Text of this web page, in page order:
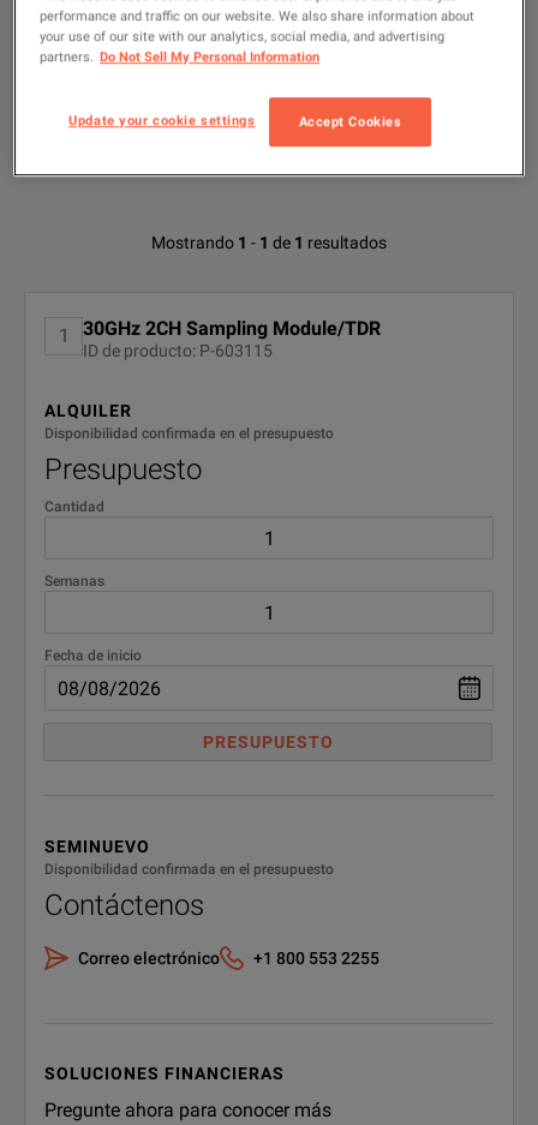
Escribir
para
buscar
DISPONIBLES
Opciones disponibles para Tektronix
No se han encontrado configuraciones
Mostrando 1 - 1 de 1 resultados
1 30GHz 2CH Sampling Module/TDR
ID de producto: P-603115
ALQUILER
Disponibilidad confirmada en el presupuesto
Presupuesto
Cantidad
Semanas
Fecha de inicio
PRESUPUESTO
SEMINUEVO
Disponibilidad confirmada en el presupuesto
Contáctenos
Correo electrónico +1 800 553 2255
SOLUCIONES FINANCIERAS
Pregunte ahora para conocer más
performance and traffic on our website. We also share information about
your use of our site with our analytics, social media, and advertising
partners. Do Not Sell My Personal Information
Update your cookie settings Accept Cookies